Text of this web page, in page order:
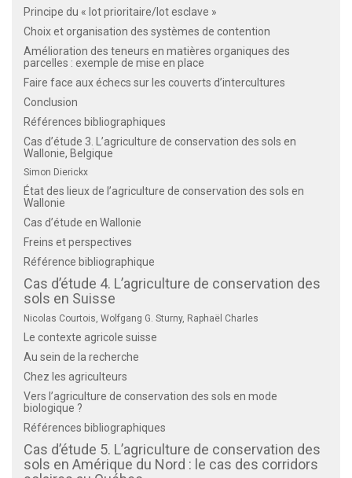
Principe du « lot prioritaire/lot esclave »
Choix et organisation des systèmes de contention
Amélioration des teneurs en matières organiques des
parcelles : exemple de mise en place
Faire face aux échecs sur les couverts d’intercultures
Conclusion
Références bibliographiques
Cas d’étude 3. L’agriculture de conservation des sols en
Wallonie, Belgique
Simon Dierickx
État des lieux de l’agriculture de conservation des sols en
Wallonie
Cas d’étude en Wallonie
Freins et perspectives
Référence bibliographique
Cas d’étude 4. L’agriculture de conservation des
sols en Suisse
Nicolas Courtois, Wolfgang G. Sturny, Raphaël Charles
Le contexte agricole suisse
Au sein de la recherche
Chez les agriculteurs
Vers l’agriculture de conservation des sols en mode
biologique ?
Références bibliographiques
Cas d’étude 5. L’agriculture de conservation des
sols en Amérique du Nord : le cas des corridors